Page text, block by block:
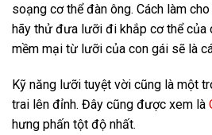
soạng cơ thể đàn ông. Cách làm
hãy thử đưa lưỡi đi khắp cơ thể của
mềm mại từ lưỡi của con gái sẽ là
Kỹ năng lưỡi tuyệt vời cũng là một
trai lên đỉnh. Đây cũng được xem là
hưng phấn tột độ nhất.